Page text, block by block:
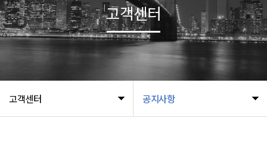
고객센터 공지사항
고객센터